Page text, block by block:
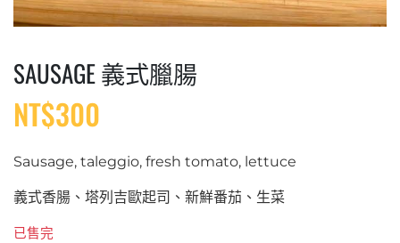
SAUSAGE 義式臘腸
NT$300
Sausage, taleggio, fresh tomato, lettuce
義式香腸、塔列吉歐起司、新鮮番茄、生菜
已售完